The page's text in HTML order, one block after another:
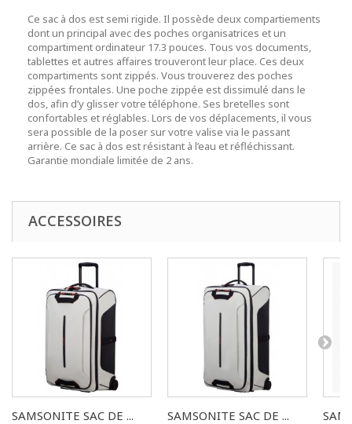
Ce sac à dos est semi rigide. Il possède deux compartiements
dont un principal avec des poches organisatrices et un
compartiment ordinateur 17.3 pouces. Tous vos documents,
tablettes et autres affaires trouveront leur place. Ces deux
compartiments sont zippés. Vous trouverez des poches
zippées frontales. Une poche zippée est dissimulé dans le
dos, afin d’y glisser votre téléphone. Ses bretelles sont
confortables et réglables. Lors de vos déplacements, il vous
sera possible de la poser sur votre valise via le passant
arrière. Ce sac à dos est résistant à l’eau et réfléchissant.
Garantie mondiale limitée de 2 ans.
ACCESSOIRES
SAMSONITE SAC DE ... SAMSONITE SAC DE ...